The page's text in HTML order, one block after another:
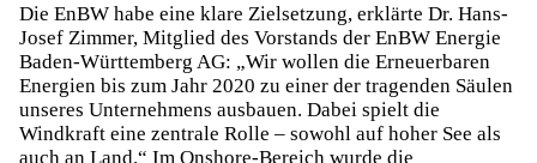
Die EnBW habe eine klare Zielsetzung, erklärte Dr. Hans-
Josef Zimmer, Mitglied des Vorstands der EnBW Energie
Baden-Württemberg AG: „Wir wollen die Erneuerbaren
Energien bis zum Jahr 2020 zu einer der tragenden Säulen
unseres Unternehmens ausbauen. Dabei spielt die
Windkraft eine zentrale Rolle – sowohl auf hoher See als
auch an Land.“ Im Onshore-Bereich wurde die